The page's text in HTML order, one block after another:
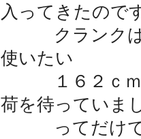
入ってきたので
クランクは１
使いたい
１６２ｃｍ＆
荷を待っていま
ってだ